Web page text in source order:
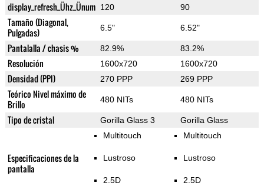
display_refresh_Ühz_Ünum 120 90
Tamaño (Diagonal,
Pulgadas)
6.5" 6.52"
Pantalalla / chasis % 82.9% 83.2%
Resolución 1600x720 1600x720
Densidad (PPI) 270 PPP 269 PPP
Teórico Nivel máximo de
Brillo
480 NITs 480 NITs
Tipo de cristal Gorilla Glass 3 Gorilla Glass
Especificaciones de la
pantalla
Multitouch
Lustroso
2.5D
Multitouch
Lustroso
2.5D